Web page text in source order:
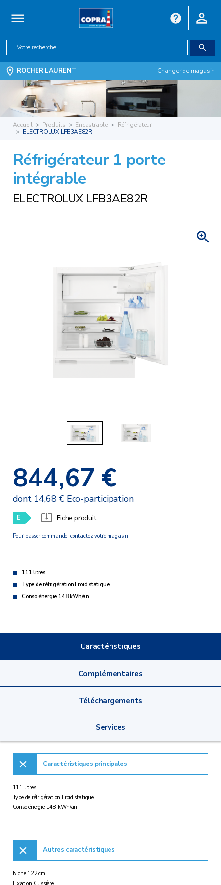
ROCHER LAURENT Changer de magasin
Accueil Produits Encastrable
Réfrigérateur
ELECTROLUX LFB3AE82R
Réfrigérateur 1 porte
intégrable
ELECTROLUX LFB3AE82R
844,67 €
dont 14,68 € Eco-participation
E Fiche produit
Pour passer commande, contactez votre magasin.
111 litres
Type de réfrigération Froid statique
Conso énergie 148 kWh/an
Caractéristiques
Complémentaires
Téléchargements
Services
Caractéristiques principales
111 litres
Type de réfrigération Froid statique
Conso énergie 148 kWh/an
Autres caractéristiques
Niche 122 cm
Fixation Glissière